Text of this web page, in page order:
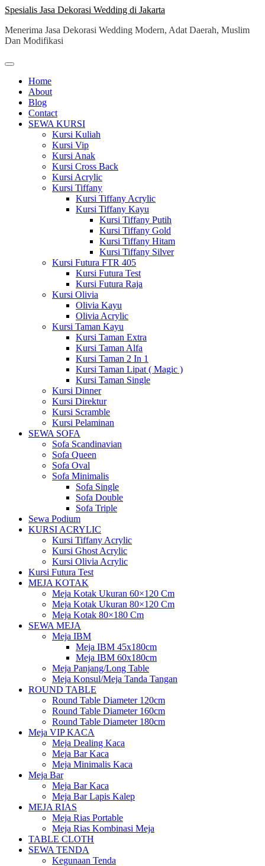
Skip
content
Spesialis Jasa Dekorasi Wedding di Jakarta
Menerima Jasa Dekorasi Wedding Modern, Adat Daerah, Muslim
Dan Modifikasi
Home
About
Blog
Contact
SEWA KURSI
Kursi Kuliah
Kursi Vip
Kursi Anak
Kursi Cross Back
Kursi Acrylic
Kursi Tiffany
Kursi Tiffany Acrylic
Kursi Tiffany Kayu
Kursi Tiffany Putih
Kursi Tiffany Gold
Kursi Tiffany Hitam
Kursi Tiffany Silver
Kursi Futura FTR 405
Kursi Futura Test
Kursi Futura Raja
Kursi Olivia
Olivia Kayu
Olivia Acrylic
Kursi Taman Kayu
Kursi Taman Extra
Kursi Taman Alfa
Kursi Taman 2 In 1
Kursi Taman Lipat ( Magic )
Kursi Taman Single
Kursi Dinner
Kursi Direktur
Kursi Scramble
Kursi Pelaminan
SEWA SOFA
Sofa Scandinavian
Sofa Queen
Sofa Oval
Sofa Minimalis
Sofa Single
Sofa Double
Sofa Triple
Sewa Podium
KURSI ACRYLIC
Kursi Tiffany Acrylic
Kursi Ghost Acrylic
Kursi Olivia Acrylic
Kursi Futura Test
MEJA KOTAK
Meja Kotak Ukuran 60×120 Cm
Meja Kotak Ukuran 80×120 Cm
Meja Kotak 80×180 Cm
SEWA MEJA
Meja IBM
Meja IBM 45x180cm
Meja IBM 60x180cm
Meja Panjang/Long Table
Meja Konsul/Meja Tanda Tangan
ROUND TABLE
Round Table Diameter 120cm
Round Table Diameter 160cm
Round Table Diameter 180cm
Meja VIP KACA
Meja Dealing Kaca
Meja Bar Kaca
Meja Minimalis Kaca
Meja Bar
Meja Bar Kaca
Meja Bar Lapis Kalep
MEJA RIAS
Meja Rias Portable
Meja Rias Kombinasi Meja
TABLE CLOTH
SEWA TENDA
Kegunaan Tenda